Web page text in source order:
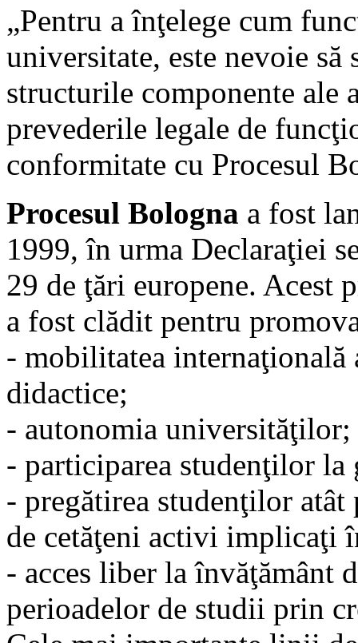
„Pentru a înţelege cum
universitate, este nevoie să
structurile componente ale
prevederile legale de
conformitate cu Procesul
Procesul Bologna a fost
1999, în urma Declaraţiei
29 de ţări europene. Acest
a fost clădit pentru
- mobilitatea
didactice;
- autonomia universităţilor;
- participarea studenţilor
- pregătirea studenţilor
de cetăţeni activi implicaţi
- acces liber la învăţământ
perioadelor de studii prin